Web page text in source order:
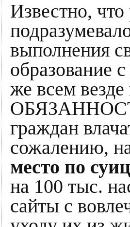
Известно,
выполнения
образование
же всем
граждан
сожалению,
место по
на 100 тыс.
сайты с